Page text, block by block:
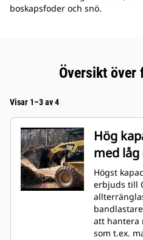
boskapsfoder och snö.
Översikt över
Visar 1–3 av 4
Hög
med
Högst
erbjuds till
att hantera
som t.ex.